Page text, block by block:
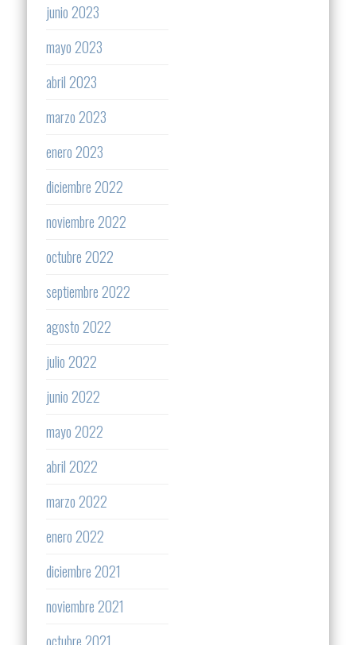
junio 2023
mayo 2023
abril 2023
marzo 2023
enero 2023
diciembre 2022
noviembre 2022
octubre 2022
septiembre 2022
agosto 2022
julio 2022
junio 2022
mayo 2022
abril 2022
marzo 2022
enero 2022
diciembre 2021
noviembre 2021